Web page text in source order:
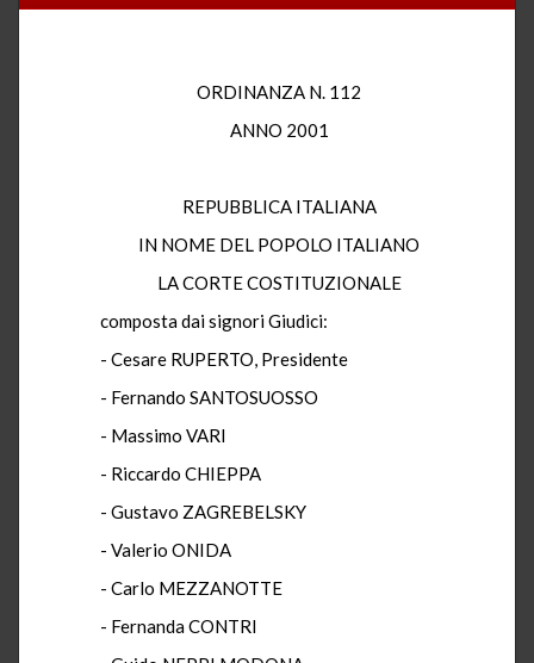
ORDINANZA N. 112
ANNO 2001
REPUBBLICA ITALIANA
IN NOME DEL POPOLO ITALIANO
LA CORTE COSTITUZIONALE
composta dai signori Giudici:
- Cesare RUPERTO, Presidente
- Fernando SANTOSUOSSO
- Massimo VARI
- Riccardo CHIEPPA
- Gustavo ZAGREBELSKY
- Valerio ONIDA
- Carlo MEZZANOTTE
- Fernanda CONTRI